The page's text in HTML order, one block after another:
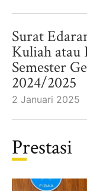
Surat
Kuliah atau
Semester
2024/2025
2 Januari 2025
Prestasi